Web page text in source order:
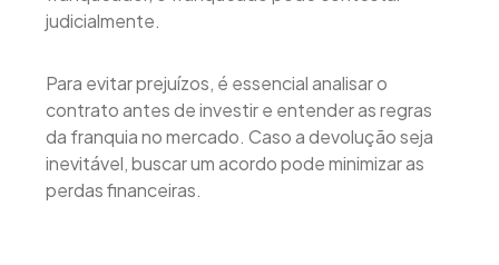
judicialmente.
Para evitar prejuízos, é essencial analisar o
contrato antes de investir e entender as regras
da franquia no mercado. Caso a devolução seja
inevitável, buscar um acordo pode minimizar as
perdas financeiras.